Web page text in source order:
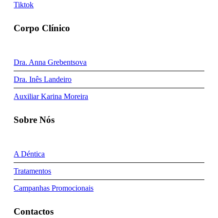
Tiktok
Corpo Clínico
Dra. Anna Grebentsova
Dra. Inês Landeiro
Auxiliar Karina Moreira
Sobre Nós
A Déntica
Tratamentos
Campanhas Promocionais
Contactos